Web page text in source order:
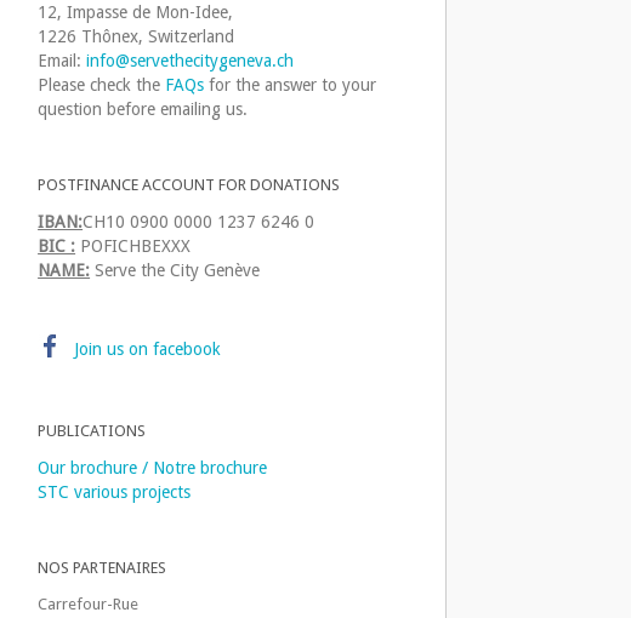
12, Impasse de Mon-Idee,
1226 Thônex, Switzerland
Email:info@servethecitygeneva.ch
Please check the FAQs for the answer to your
question before emailing us.
POSTFINANCE ACCOUNT FOR DONATIONS
IBAN:CH10 0900 0000 1237 6246 0
BIC : POFICHBEXXX
NAME: Serve the City Genève
Join us on facebook
PUBLICATIONS
Our brochure / Notre brochure
STC various projects
NOS PARTENAIRES
Carrefour-Rue